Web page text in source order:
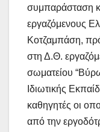
συμπαράσταση
εργαζόμενους
Κοτζαμπάση,
στη Δ.Θ.
σωματείου
Ιδιωτικής
καθηγητές οι
από την